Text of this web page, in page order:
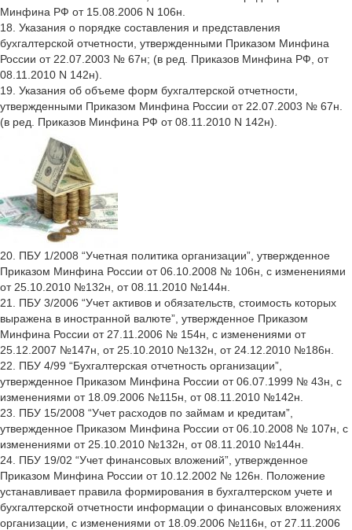
Минфина РФ от 15.08.2006 N 106н.
18. Указания о порядке составления и представления
бухгалтерской отчетности, утвержденными Приказом Минфина
России от 22.07.2003 № 67н; (в ред. Приказов Минфина РФ, от
08.11.2010 N 142н).
19. Указания об объеме форм бухгалтерской отчетности,
утвержденными Приказом Минфина России от 22.07.2003 № 67н.
(в ред. Приказов Минфина РФ от 08.11.2010 N 142н).
20. ПБУ 1/2008 “Учетная политика организации”, утвержденное
Приказом Минфина России от 06.10.2008 № 106н, с изменениями
от 25.10.2010 №132н, от 08.11.2010 №144н.
21. ПБУ 3/2006 “Учет активов и обязательств, стоимость которых
выражена в иностранной валюте”, утвержденное Приказом
Минфина России от 27.11.2006 № 154н, с изменениями от
25.12.2007 №147н, от 25.10.2010 №132н, от 24.12.2010 №186н.
22. ПБУ 4/99 “Бухгалтерская отчетность организации”,
утвержденное Приказом Минфина России от 06.07.1999 № 43н, с
изменениями от 18.09.2006 №115н, от 08.11.2010 №142н.
23. ПБУ 15/2008 “Учет расходов по займам и кредитам”,
утвержденное Приказом Минфина России от 06.10.2008 № 107н, с
изменениями от 25.10.2010 №132н, от 08.11.2010 №144н.
24. ПБУ 19/02 “Учет финансовых вложений”, утвержденное
Приказом Минфина России от 10.12.2002 № 126н. Положение
устанавливает правила формирования в бухгалтерском учете и
бухгалтерской отчетности информации о финансовых вложениях
организации, с изменениями от 18.09.2006 №116н, от 27.11.2006